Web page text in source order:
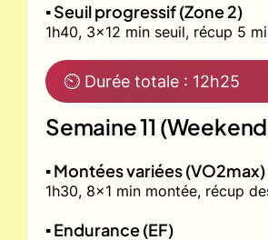
▪️ Seuil progressif (Zone 2)
1h40, 3x12 min seuil, récup 5
⏲ Durée totale : 12h25
Semaine 11
▪️ Montées variées (VO2max)
1h30, 8x1 min montée, récup
▪️ Endurance (EF)